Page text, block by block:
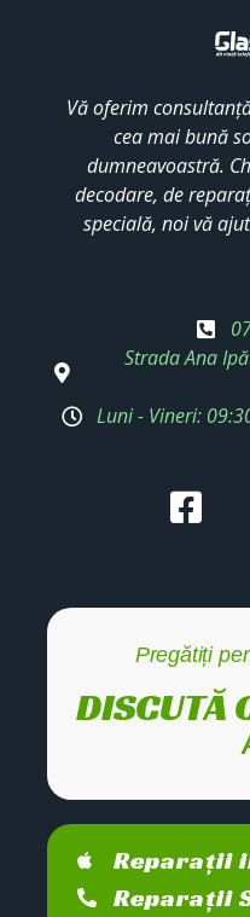
Vă oferim
cea mai bună
dumneavoastră.
decodare, de
specială, noi vă
Strada Ana
Luni - Vineri:
Pregătiți
DISCUTĂ
Reparații
Reparații